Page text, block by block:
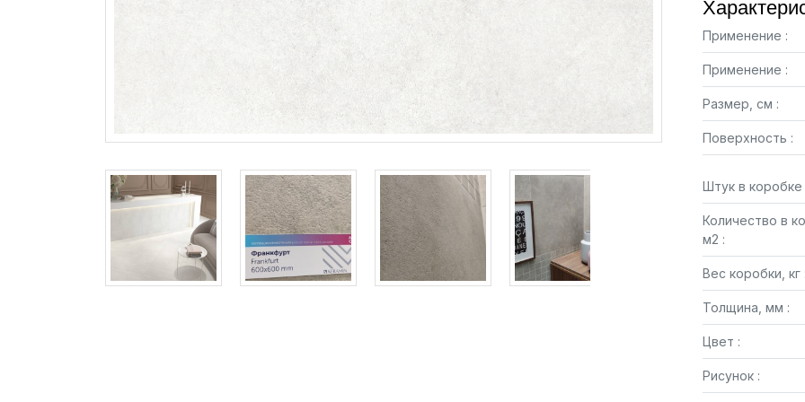
Применение :
Применение :
Размер, см :
Поверхность :
Штук в коробке
Количество в
м2 :
Вес коробки, кг
Толщина, мм :
Цвет :
Рисунок :